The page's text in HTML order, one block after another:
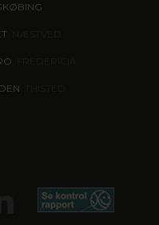
, NÆSTVED